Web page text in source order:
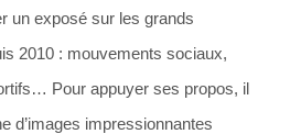
un exposé sur les grands
2010 : mouvements sociaux,
Pour appuyer ses propos, il
d’images impressionnantes